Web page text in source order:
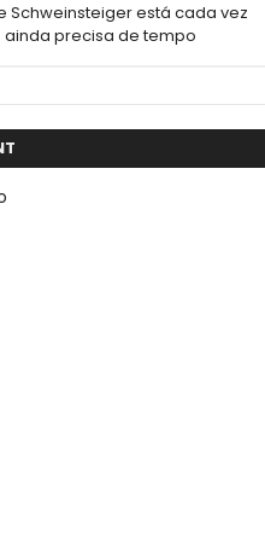
Schweinsteiger está cada vez
ainda precisa de tempo